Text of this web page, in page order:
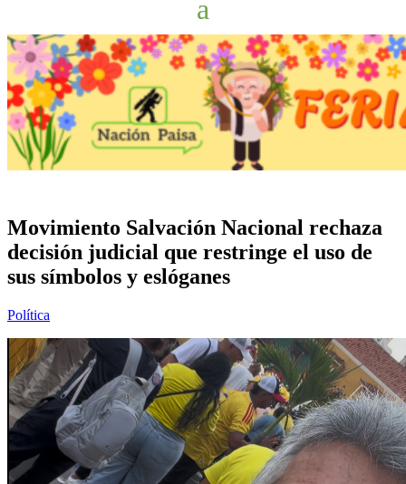
Movimiento Salvación Nacional rechaza
decisión judicial que restringe el uso de
sus símbolos y eslóganes
Política